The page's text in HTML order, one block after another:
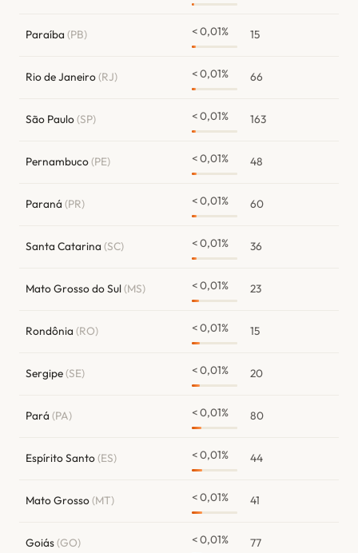
Paraíba (PB) < 0,01% 15
Rio de Janeiro(RJ) < 0,01% 66
São Paulo(SP) < 0,01% 163
Pernambuco(PE) < 0,01% 48
Paraná (PR) < 0,01% 60
Santa Catarina (SC) < 0,01% 36
Mato Grosso do Sul(MS) < 0,01% 23
Rondônia (RO) < 0,01% 15
Sergipe(SE) < 0,01% 20
Pará (PA) < 0,01% 80
Espírito Santo(ES) < 0,01% 44
Mato Grosso(MT) < 0,01% 41
Goiás(GO) < 0,01% 77